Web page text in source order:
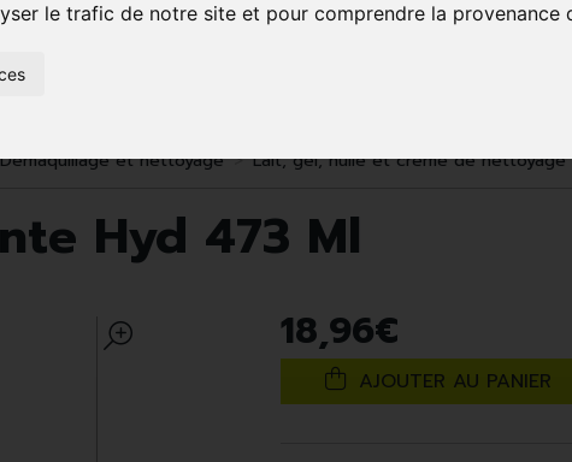
le trafic de notre site et pour comprendre la provenance
Démaquillage et nettoyage Lait, gel, huile et crème de nettoyage
Hyd 473 Ml
18,96€
AJOUTER AU PANIER